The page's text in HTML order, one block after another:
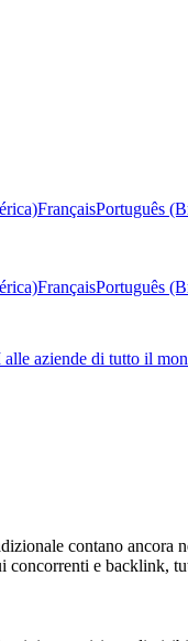
FrançaisPortuguês
FrançaisPortuguês
aziende di tutto il
contano
concorrenti e backlink,